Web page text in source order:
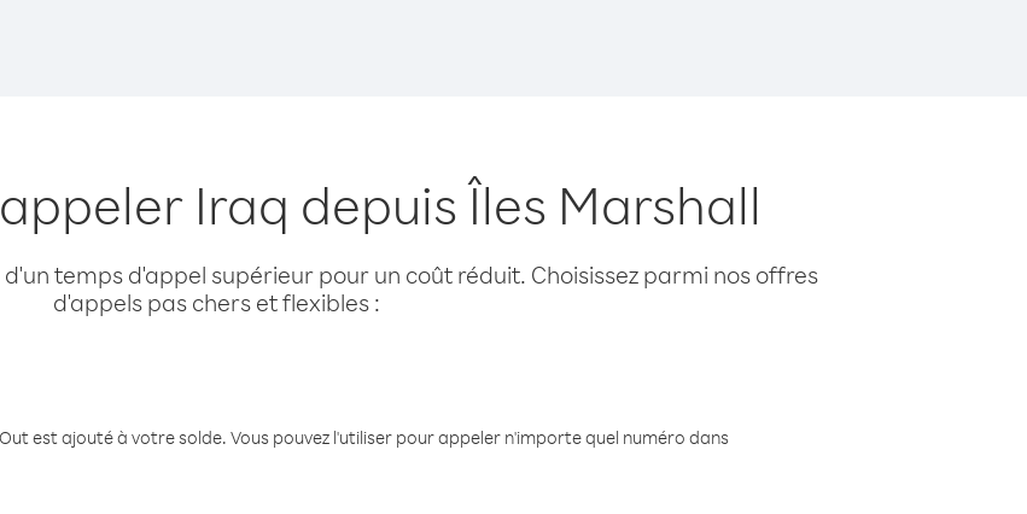
Iraq depuis Îles Marshall
temps d'appel supérieur pour un coût réduit. Choisissez parmi nos offres
d'appels pas chers et flexibles :
est ajouté à votre solde. Vous pouvez l'utiliser pour appeler n'importe quel numéro dans